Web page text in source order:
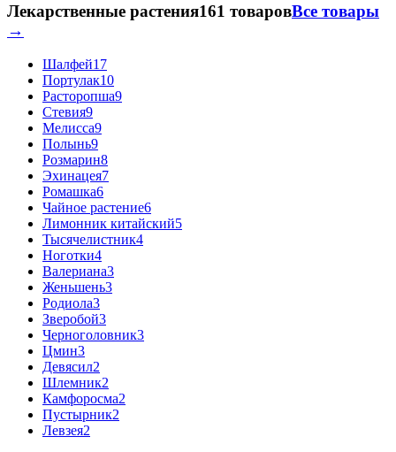
Лекарственные растения161 товаровВсе товары
→
Шалфей17
Портулак10
Расторопша9
Стевия9
Мелисса9
Полынь9
Розмарин8
Эхинацея7
Ромашка6
Чайное растение6
Лимонник китайский5
Тысячелистник4
Ноготки4
Валериана3
Женьшень3
Родиола3
Зверобой3
Черноголовник3
Цмин3
Девясил2
Шлемник2
Камфоросма2
Пустырник2
Левзея2